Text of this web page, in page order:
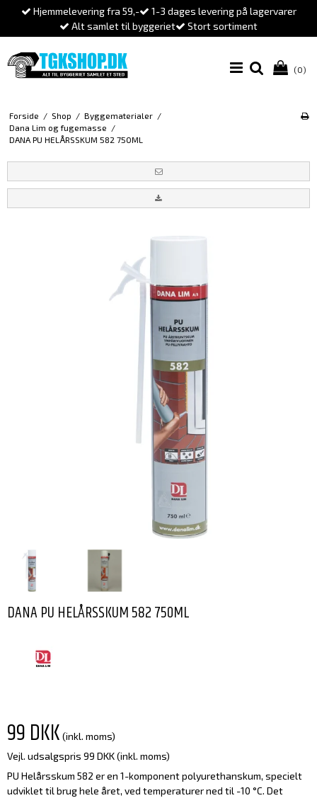
Hjemmelevering fra 59,-
1-3 dages levering på lagervarer
Alt samlet til byggeriet
Stort sortiment
(0)
Forside / Shop / Byggematerialer /
Dana Lim og fugemasse /
DANA PU HELÅRSSKUM 582 750ML
DANA PU HELÅRSSKUM 582 750ML
99 DKK (inkl. moms)
Vejl. udsalgspris 99 DKK(inkl. moms)
PU Helårsskum 582 er en 1-komponent polyurethanskum, specielt
udviklet til brug hele året, ved temperaturer ned til -10 °C. Det